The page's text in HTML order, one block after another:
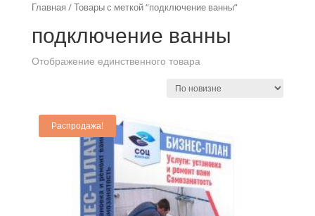
Главная / Товары с меткой “подключение ванны”
подключение ванны
Отображение единственного товара
Распродажа!